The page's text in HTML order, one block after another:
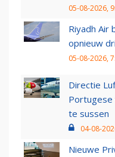
05-08-2026,
Riyadh Air
opnieuw
05-08-2026,
Directie
Portugese
te sussen
04-08-
Nieuwe